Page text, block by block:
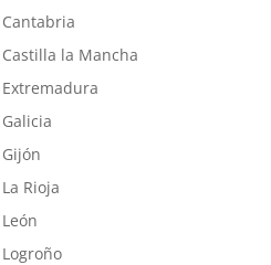
la Mancha
Rioja